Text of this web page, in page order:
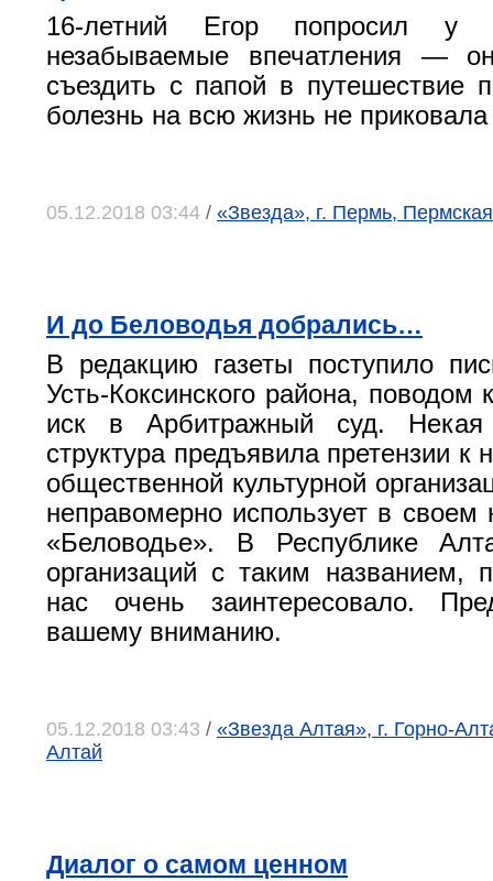
16-летний Егор попросил у
незабываемые впечатления —
съездить с папой в путешествие
болезнь на всю жизнь не приковала
05.12.2018 03:44 / «Звезда», г. Пермь,
И до Беловодья добрались…
В редакцию газеты поступило
Усть-Коксинского района, поводом
иск в Арбитражный суд. Некая
структура предъявила претензии к
общественной культурной
неправомерно использует в своем
«Беловодье». В Республике
организаций с таким названием,
нас очень заинтересовало.
вашему вниманию.
05.12.2018 03:43 / «Звезда Алтая», г. Горно-
Алтай
Диалог о самом ценном